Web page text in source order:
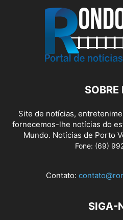
SOBRE
Site de notícias,
fornecemos-lhe notícias do
Mundo. Notícias de Porto
Fone: (69)
Contato:
SIGA-